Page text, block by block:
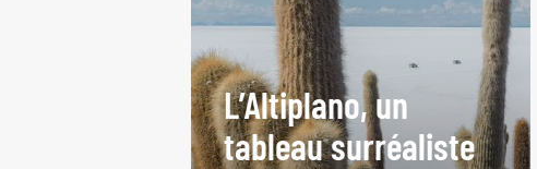
L’Altiplano, un
tableau surréaliste